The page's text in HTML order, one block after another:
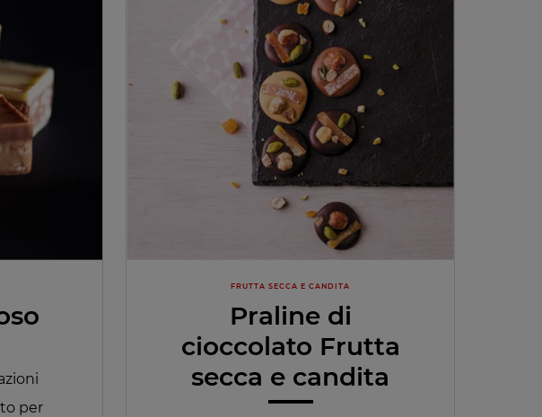
per
FRUTTA SECCA E CANDITA
Praline di
cioccolato Frutta
secca e candita